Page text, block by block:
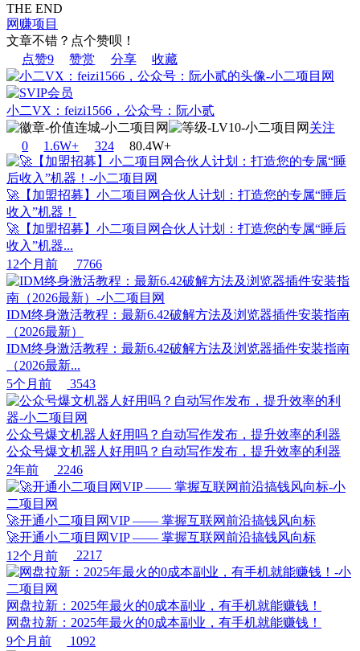
THE END
网赚项目
文章不错？点个赞呗！
点赞9 赞赏 分享 收藏
小二VX：feizi1566，公众号：阮小贰
关注
0
1.6W+ 324 80.4W+
🚀【加盟招募】小二项目网合伙人计划：打造您的专属“睡后
收入”机器！
🚀【加盟招募】小二项目网合伙人计划：打造您的专属“睡后
收入”机器...
12个月前
7766
IDM终身激活教程：最新6.42破解方法及浏览器插件安装指南
（2026最新）
IDM终身激活教程：最新6.42破解方法及浏览器插件安装指南
（2026最新...
5个月前
3543
公众号爆文机器人好用吗？自动写作发布，提升效率的利器
公众号爆文机器人好用吗？自动写作发布，提升效率的利器
2年前
2246
🚀开通小二项目网VIP —— 掌握互联网前沿搞钱风向标
🚀开通小二项目网VIP —— 掌握互联网前沿搞钱风向标
12个月前
2217
网盘拉新：2025年最火的0成本副业，有手机就能赚钱！
网盘拉新：2025年最火的0成本副业，有手机就能赚钱！
9个月前
1092